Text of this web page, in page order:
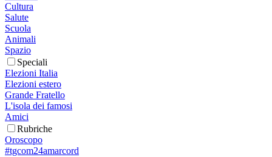
Cultura
Salute
Scuola
Animali
Spazio
Speciali
Elezioni Italia
Elezioni estero
Grande Fratello
L'isola dei famosi
Amici
Rubriche
Oroscopo
#tgcom24amarcord